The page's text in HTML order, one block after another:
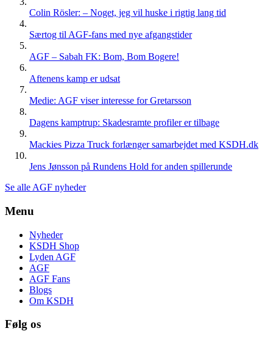
Colin Rösler: – Noget, jeg vil huske i rigtig lang tid
Særtog til AGF-fans med nye afgangstider
AGF – Sabah FK: Bom, Bom Bogere!
Aftenens kamp er udsat
Medie: AGF viser interesse for Gretarsson
Dagens kamptrup: Skadesramte profiler er tilbage
Mackies Pizza Truck forlænger samarbejdet med KSDH.dk
Jens Jønsson på Rundens Hold for anden spillerunde
Se alle AGF nyheder
Menu
Nyheder
KSDH Shop
Lyden AGF
AGF
AGF Fans
Blogs
Om KSDH
Følg os